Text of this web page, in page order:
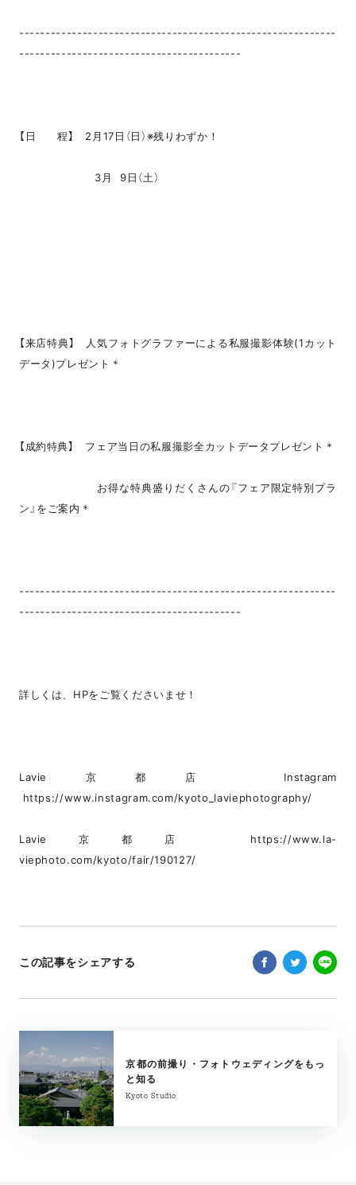
------------------------------------------------------------
------------------------------------------
【日 程】 2月17日（日）※残りわずか！
3月 9日（土）
【来店特典】 人気フォトグラファーによる私服撮影体験(1カット
データ)プレゼント＊
【成約特典】 フェア当日の私服撮影全カットデータプレゼント＊
お得な特典盛りだくさんの『フェア限定特別プラ
ン』をご案内＊
------------------------------------------------------------
------------------------------------------
詳しくは、HPをご覧くださいませ！
Lavie京都店 Instagram
https://www.instagram.com/kyoto_laviephotography/
Lavie京都店 https://www.la-
viephoto.com/kyoto/fair/190127/
この記事をシェアする
京都の前撮り・フォトウェディングをもっ
と知る
Kyoto Studio